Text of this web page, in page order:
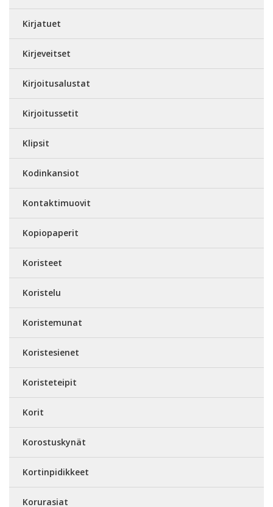
Kirjatuet
Kirjeveitset
Kirjoitusalustat
Kirjoitussetit
Klipsit
Kodinkansiot
Kontaktimuovit
Kopiopaperit
Koristeet
Koristelu
Koristemunat
Koristesienet
Koristeteipit
Korit
Korostuskynät
Kortinpidikkeet
Korurasiat